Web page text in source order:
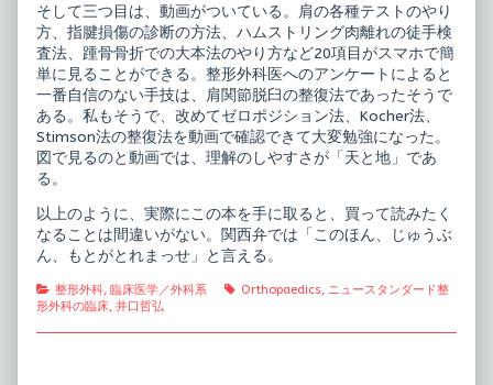
そして三つ目は、動画がついている。肩の各種テストのやり
方、指腱損傷の診断の方法、ハムストリング肉離れの徒手検
査法、踵骨骨折での大本法のやり方など20項目がスマホで簡
単に見ることができる。整形外科医へのアンケートによると
一番自信のない手技は、肩関節脱臼の整復法であったそうで
ある。私もそうで、改めてゼロポジション法、Kocher法、
Stimson法の整復法を動画で確認できて大変勉強になった。
図で見るのと動画では、理解のしやすさが「天と地」であ
る。
以上のように、実際にこの本を手に取ると、買って読みたく
なることは間違いがない。関西弁では「このほん、じゅうぶ
ん、もとがとれまっせ」と言える。
Categories
整形外科, 臨床医学／外科系 Tags
Orthopaedics, ニュースタンダード整
形外科の臨床, 井口哲弘